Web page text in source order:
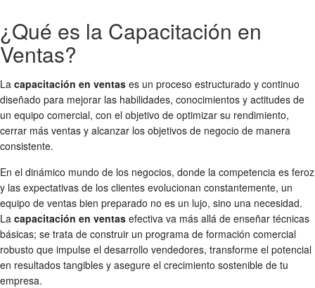
¿Qué es la Capacitación en
Ventas?
La capacitación en ventas es un proceso estructurado y continuo
diseñado para mejorar las habilidades, conocimientos y actitudes de
un equipo comercial, con el objetivo de optimizar su rendimiento,
cerrar más ventas y alcanzar los objetivos de negocio de manera
consistente.
En el dinámico mundo de los negocios, donde la competencia es feroz
y las expectativas de los clientes evolucionan constantemente, un
equipo de ventas bien preparado no es un lujo, sino una necesidad.
La capacitación en ventas efectiva va más allá de enseñar técnicas
básicas; se trata de construir un programa de formación comercial
robusto que impulse el desarrollo vendedores, transforme el potencial
en resultados tangibles y asegure el crecimiento sostenible de tu
empresa.